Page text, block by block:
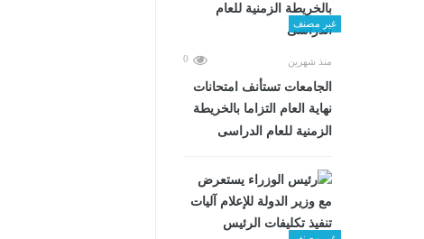
غير مصنف
منذ شهرين 0
الجامعات تستأنف امتحانات
نهاية العام التزاما بالخريطة
الزمنية للعام الدراسى